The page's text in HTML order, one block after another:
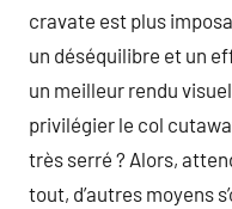
cravate est plus
un déséquilibre et un
un meilleur rendu
privilégier le col
très serré ? Alors,
tout, d’autres moyens